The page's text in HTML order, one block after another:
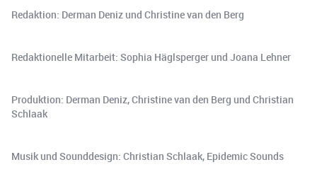
Redaktion: Derman Deniz und Christine van den Berg
Redaktionelle Mitarbeit: Sophia Häglsperger und Joana Lehner
Produktion: Derman Deniz, Christine van den Berg und Christian
Schlaak
Musik und Sounddesign: Christian Schlaak, Epidemic Sounds